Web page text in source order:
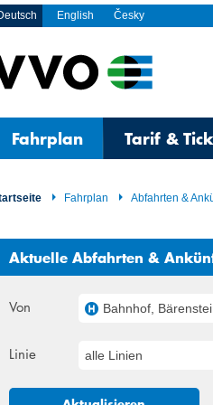
English Česky
Fahrplan Tarif &
Fahrplan Abfahrten &
Aktuelle Abfahrten &
Von Bahnhof, Bärenstein
Linie alle Linien